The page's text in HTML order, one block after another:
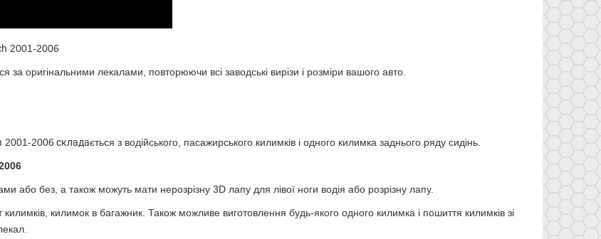
2001-2006
оригінальними лекалами, повторюючи всі заводські вирізи і розміри вашого авто.
2001-2006 складається з водійського, пасажирського килимків і одного килимка заднього ряду сидінь.
або без, а також можуть мати нерозрізну 3D лапу для лівої ноги водія або розрізну лапу.
килимок в багажник. Також можливе виготовлення будь-якого одного килимка і пошиття килимків зі